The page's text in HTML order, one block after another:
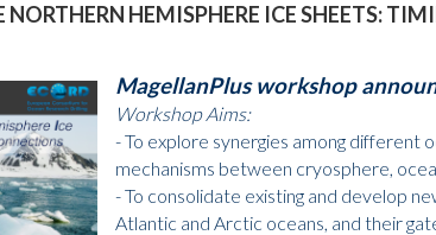
HEMISPHERE ICE SHEETS:
MagellanPlus workshop
Workshop Aims:
- To explore synergies among different
mechanisms between cryosphere,
- To consolidate existing and develop
Atlantic and Arctic oceans, and their